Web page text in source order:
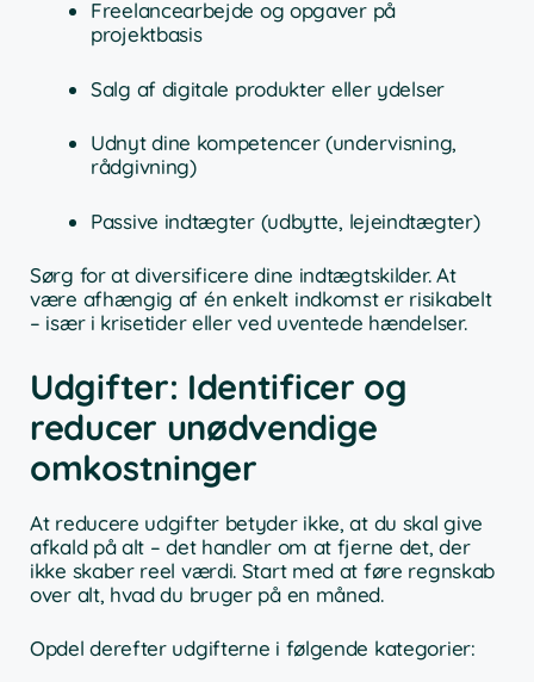
Freelancearbejde og opgaver på
projektbasis
Salg af digitale produkter eller ydelser
Udnyt dine kompetencer (undervisning,
rådgivning)
Passive indtægter (udbytte, lejeindtægter)
Sørg for at diversificere dine indtægtskilder. At
være afhængig af én enkelt indkomst er risikabelt
– især i krisetider eller ved uventede hændelser.
Udgifter: Identificer og
reducer unødvendige
omkostninger
At reducere udgifter betyder ikke, at du skal give
afkald på alt – det handler om at fjerne det, der
ikke skaber reel værdi. Start med at føre regnskab
over alt, hvad du bruger på en måned.
Opdel derefter udgifterne i følgende kategorier: